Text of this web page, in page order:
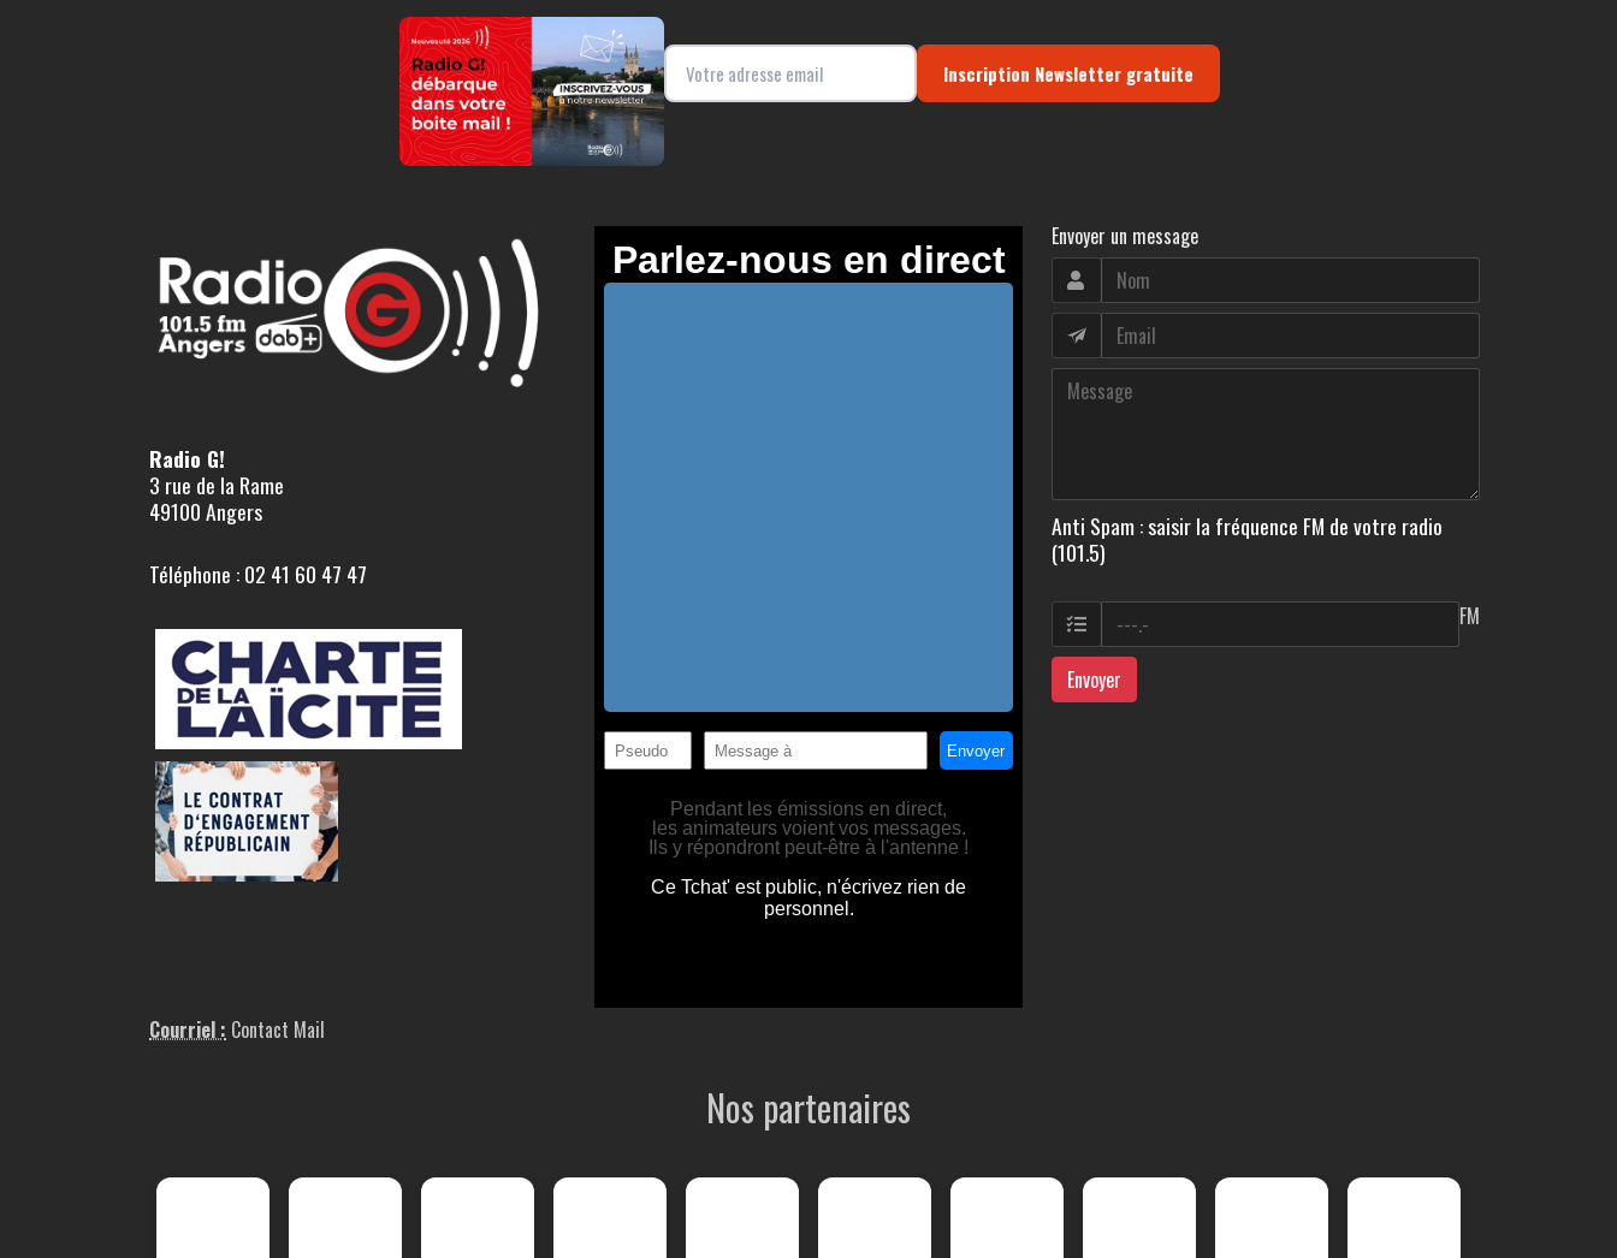
Inscription Newsletter gratuite
Radio G!
3 rue de la Rame
49100 Angers
Téléphone : 02 41 60 47 47
Courriel : Contact Mail
Envoyer un message
Anti Spam : saisir la fréquence FM de votre radio
(101.5)
FM
Envoyer
Nos partenaires